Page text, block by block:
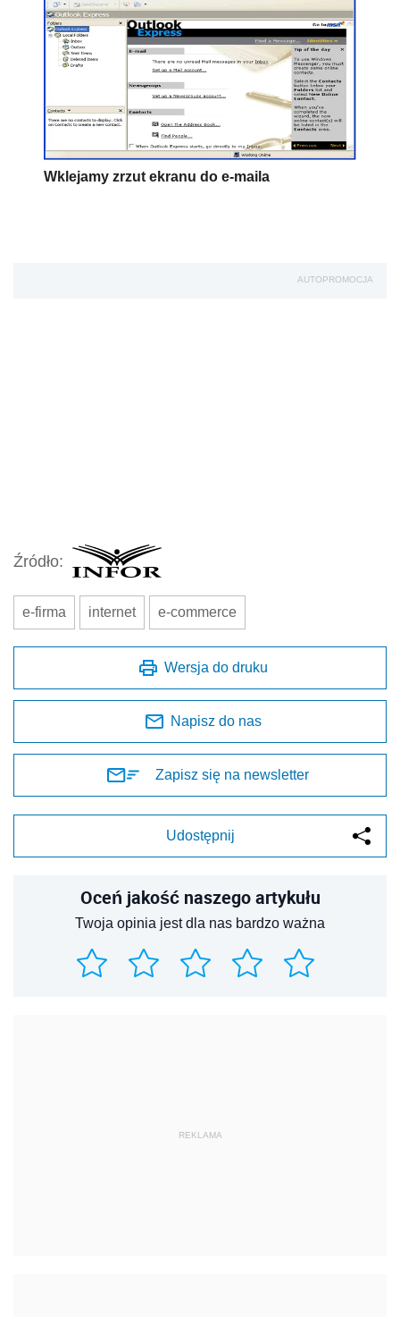
Wklejamy zrzut ekranu do e-maila
AUTOPROMOCJA
Źródło:
e-firma internet e-commerce
Wersja do druku
Napisz do nas
Zapisz się na newsletter
Udostępnij
Oceń jakość naszego artykułu
Twoja opinia jest dla nas bardzo ważna
REKLAMA